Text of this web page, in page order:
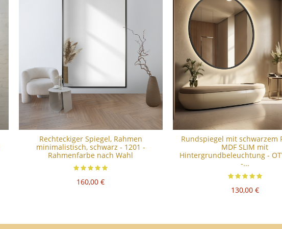
Rechteckiger Spiegel, Rahmen
minimalistisch, schwarz - 1201 -
Rahmenfarbe nach Wahl
160,00 €
Rundspiegel mit schwarzem
MDF SLIM mit
Hintergrundbeleuchtung -
-...
130,00 €